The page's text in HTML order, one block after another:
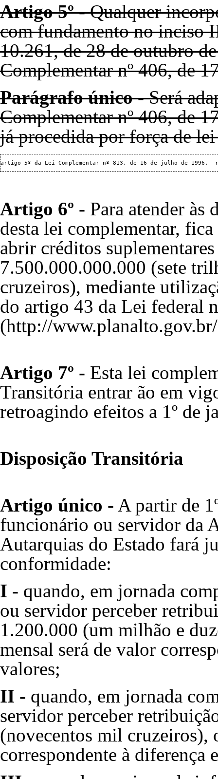
Artigo 5º -Qualquer
com fundamento no inciso
10.261, de 28 de outubro
Complementar nº 406, de
Parágrafo único -Será
Complementar nº 406, de
já procedida por força de
artigo 5º da Lei Complementar nº 813, de 16 de julho de 1996
Artigo 6º - Para atender às
desta lei complementar,
abrir créditos
7.500.000.000.000 (sete
cruzeiros), mediante
do artigo 43 da Lei federal
Artigo 7º - Esta lei
Transitória entrar ão em
retroagindo efeitos a 1º de
Disposição Transitória
Artigo único - A partir de
funcionário ou servidor da
Autarquias do Estado fará
conformidade:
I - quando, em jornada
ou servidor perceber
1.200.000 (um milhão e
mensal será de valor
valores;
II - quando, em jornada
servidor perceber
(novecentos mil cruzeiros),
correspondente à diferença